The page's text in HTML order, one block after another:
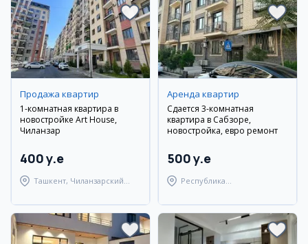
Продажа квартир
1-комнатная квартира в
новостройке Art House,
Чиланзар
400 y.e
Ташкент, Чиланзарский
Аренда квартир
Сдается 3-комнатная
квартира в Сабзоре,
новостройка, евро ремонт
500 y.e
Республика
Берунийский район